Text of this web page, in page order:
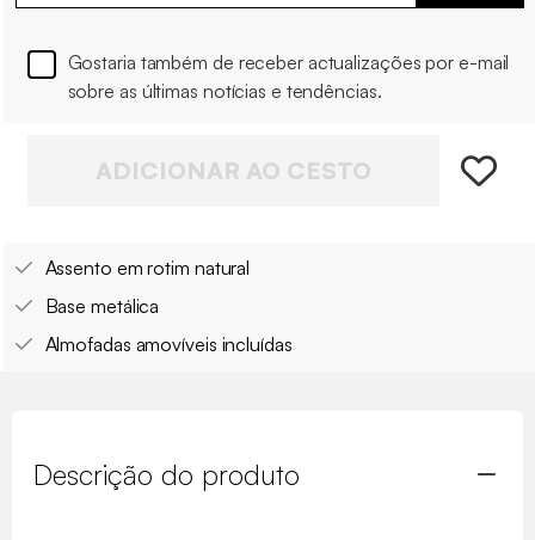
Gostaria também de receber actualizações por e-mail
sobre as últimas notícias e tendências.
ADICIONAR AO CESTO
Assento em rotim natural
Base metálica
Almofadas amovíveis incluídas
Descrição do produto